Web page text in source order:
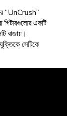
“UnCrush”
গিটারগুলোর একটি
বাজায়।
সেটিকে